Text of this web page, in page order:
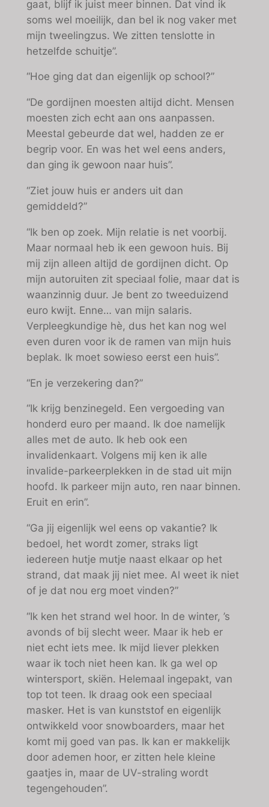
gaat, blijf ik juist meer binnen. Dat vind ik
soms wel moeilijk, dan bel ik nog vaker met
mijn tweelingzus. We zitten tenslotte in
hetzelfde schuitje”.
“Hoe ging dat dan eigenlijk op school?”
“De gordijnen moesten altijd dicht. Mensen
moesten zich echt aan ons aanpassen.
Meestal gebeurde dat wel, hadden ze er
begrip voor. En was het wel eens anders,
dan ging ik gewoon naar huis”.
“Ziet jouw huis er anders uit dan
gemiddeld?”
“Ik ben op zoek. Mijn relatie is net voorbij.
Maar normaal heb ik een gewoon huis. Bij
mij zijn alleen altijd de gordijnen dicht. Op
mijn autoruiten zit speciaal folie, maar dat is
waanzinnig duur. Je bent zo tweeduizend
euro kwijt. Enne… van mijn salaris.
Verpleegkundige hè, dus het kan nog wel
even duren voor ik de ramen van mijn huis
beplak. Ik moet sowieso eerst een huis”.
“En je verzekering dan?”
“Ik krijg benzinegeld. Een vergoeding van
honderd euro per maand. Ik doe namelijk
alles met de auto. Ik heb ook een
invalidenkaart. Volgens mij ken ik alle
invalide-parkeerplekken in de stad uit mijn
hoofd. Ik parkeer mijn auto, ren naar binnen.
Eruit en erin”.
“Ga jij eigenlijk wel eens op vakantie? Ik
bedoel, het wordt zomer, straks ligt
iedereen hutje mutje naast elkaar op het
strand, dat maak jij niet mee. Al weet ik niet
of je dat nou erg moet vinden?”
“Ik ken het strand wel hoor. In de winter, ’s
avonds of bij slecht weer. Maar ik heb er
niet echt iets mee. Ik mijd liever plekken
waar ik toch niet heen kan. Ik ga wel op
wintersport, skiën. Helemaal ingepakt, van
top tot teen. Ik draag ook een speciaal
masker. Het is van kunststof en eigenlijk
ontwikkeld voor snowboarders, maar het
komt mij goed van pas. Ik kan er makkelijk
door ademen hoor, er zitten hele kleine
gaatjes in, maar de UV-straling wordt
tegengehouden”.